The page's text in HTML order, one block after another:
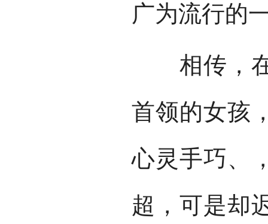
广为流行的
相传，在
首领的女孩
心灵手巧、
超，可是却